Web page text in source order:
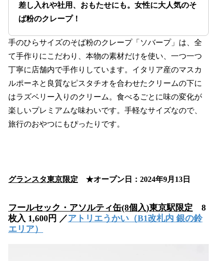
差し入れや社用、おもたせにも。女性に大人気のそ
ば粉のクレープ！
手のひらサイズのそば粉のクレープ「ソバープ」は、全
て手作りにこだわり、本物の素材だけを使い、一つ一つ
丁寧に店舗内で手作りしています。イタリア産のマスカ
ルポーネと良質なピスタチオを合わせたクリームの下に
はラズベリー入りのクリーム。食べるごとに味の変化が
楽しいプレミアムな味わいです。手軽なサイズなので、
旅行のおやつにもぴったりです。
グランスタ東京限定 ★オープン日：2024年9月13日
フールセック・アソルティ缶(8個入)東京駅限定 8
枚入 1,600円 ／アトリエうかい （B1改札内 銀の鈴
エリア）